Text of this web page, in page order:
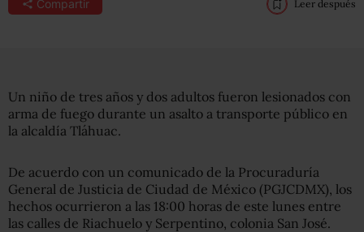
Compartir Leer después
Un niño de tres años y dos adultos fueron lesionados con
arma de fuego durante un asalto a transporte público en
la alcaldía Tláhuac.
De acuerdo con un comunicado de la Procuraduría
General de Justicia de Ciudad de México (PGJCDMX), los
hechos ocurrieron a las 18:00 horas de este lunes entre
las calles de Riachuelo y Serpentino, colonia San José.